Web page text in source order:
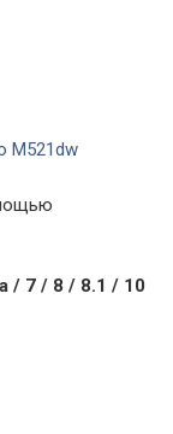
M521dw
/ 7 / 8 / 8.1 / 10